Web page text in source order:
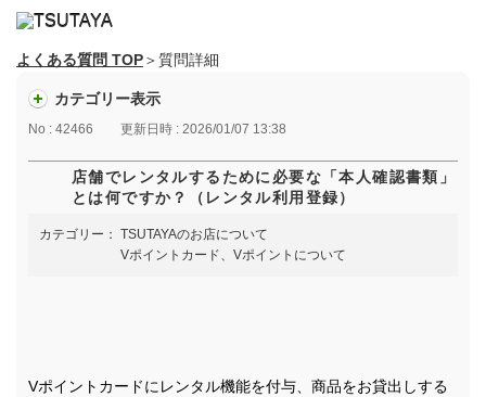
よくある質問 TOP＞質問詳細
カテゴリー表示
No : 42466 更新日時 : 2026/01/07 13:38
店舗でレンタルするために必要な「本人確認書類」
とは何ですか？（レンタル利用登録）
カテゴリー： TSUTAYAのお店について
Vポイントカード、Vポイントについて
Vポイントカードにレンタル機能を付与、商品をお貸出しする